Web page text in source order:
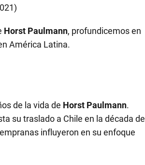
Horst Paulmann, profundicemos en
América Latina.
de la vida de Horst Paulmann.
su traslado a Chile en la década de
influyeron en su enfoque